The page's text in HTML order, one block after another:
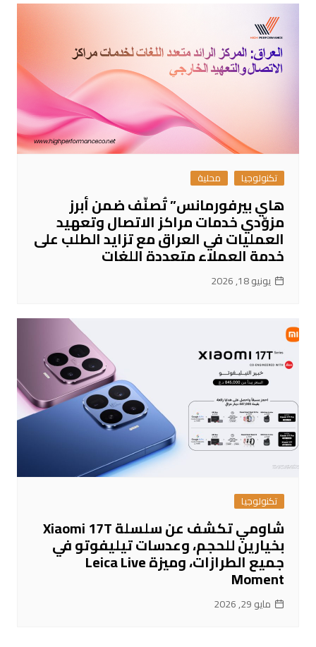
تكنولوجيا محلية
هاي بيرفورمانس” تُصنّف ضمن أبرز
مزوّدي خدمات مراكز الاتصال وتعهيد
العمليات في العراق مع تزايد الطلب على
خدمة العملاء متعددة اللغات
يونيو 18, 2026
تكنولوجيا
شاومي تكشف عن سلسلة Xiaomi 17T
بخيارين للحجم، وعدسات تيليفوتو في
جميع الطرازات، وميزة Leica Live
Moment
مايو 29, 2026